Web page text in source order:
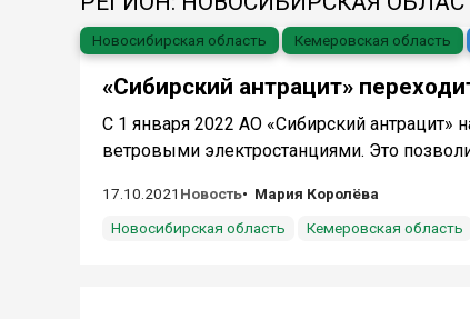
Новосибирская область Кемеровская область
«Сибирский антрацит»
С 1 января 2022 АО «Сибирский антрацит»
ветровыми электростанциями. Это
17.10.2021 Новость
Мария Королёва
Новосибирская область
Кемеровская область